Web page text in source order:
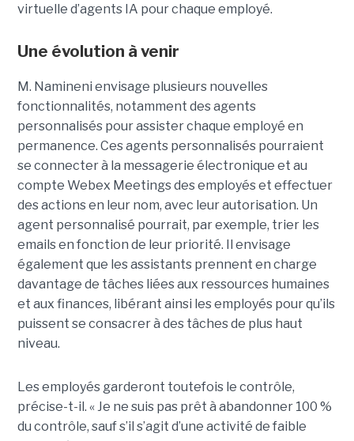
virtuelle d’agents IA pour chaque employé.
Une évolution à venir
M. Namineni envisage plusieurs nouvelles
fonctionnalités, notamment des agents
personnalisés pour assister chaque employé en
permanence. Ces agents personnalisés pourraient
se connecter à la messagerie électronique et au
compte Webex Meetings des employés et effectuer
des actions en leur nom, avec leur autorisation. Un
agent personnalisé pourrait, par exemple, trier les
emails en fonction de leur priorité. Il envisage
également que les assistants prennent en charge
davantage de tâches liées aux ressources humaines
et aux finances, libérant ainsi les employés pour qu’ils
puissent se consacrer à des tâches de plus haut
niveau.
Les employés garderont toutefois le contrôle,
précise-t-il. « Je ne suis pas prêt à abandonner 100 %
du contrôle, sauf s’il s’agit d’une activité de faible